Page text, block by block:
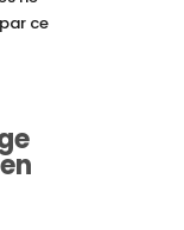
ce